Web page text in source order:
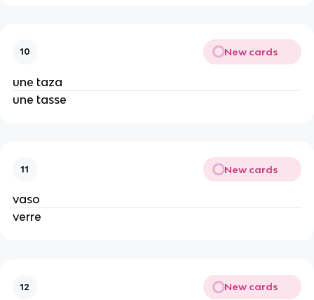
10 New cards
une taza
une tasse
11 New cards
vaso
verre
12 New cards